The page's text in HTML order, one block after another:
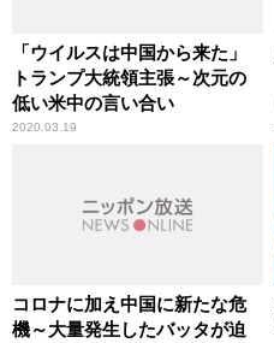
「ウイルスは中国から来た」
トランプ大統領主張～次元の
低い米中の言い合い
2020.03.19
コロナに加え中国に新たな危
機～大量発生したバッタが迫